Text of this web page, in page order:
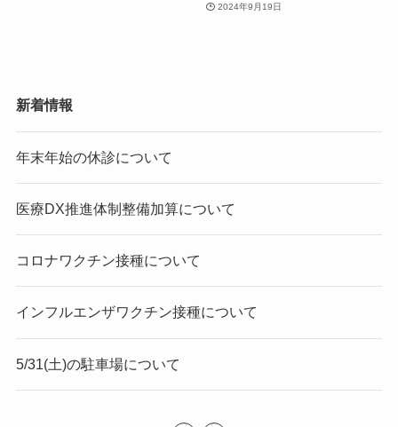
2024年9月19日
新着情報
年末年始の休診について
医療DX推進体制整備加算について
コロナワクチン接種について
インフルエンザワクチン接種について
5/31(土)の駐車場について